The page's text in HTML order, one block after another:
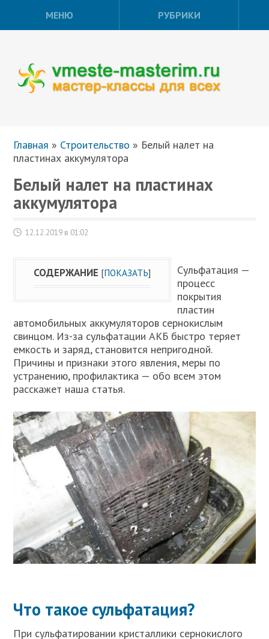
МЕНЮ РУБРИКИ
Главная » Строительство » Белый налет на
пластинах аккумулятора
Белый налет на пластинах
аккумулятора
12.12.2019 в 01:02
СОДЕРЖАНИЕ [ПОКАЗАТЬ]
Сульфатация —
процесс
покрытия
пластин
автомобильных аккумуляторов сернокислым
свинцом. Из-за сульфатации АКБ быстро теряет
емкость и заряд, становится непригодной.
Причины и признаки этого явления, меры по
устранению, профилактика — обо всем этом
расскажет наша статья.
Что такое сульфатация?
При сульфатировании кристаллики сернокислого